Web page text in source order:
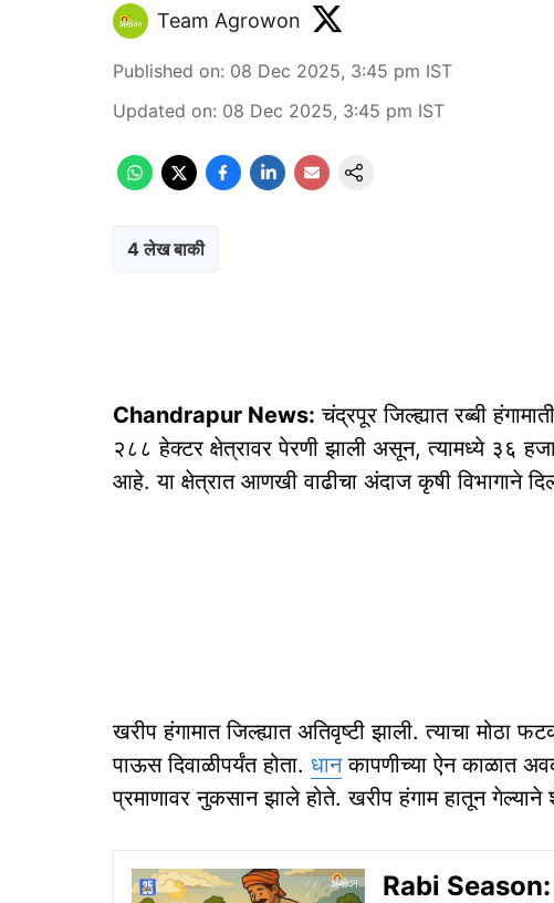
Team Agrowon
Published on: 08 Dec 2025, 3:45 pm IST
Updated on: 08 Dec 2025, 3:45 pm IST
4 लेख बाकी
Chandrapur News: चंद्रपूर जिल्ह्यात रब्बी
२८८ हेक्टर क्षेत्रावर पेरणी झाली असून, त्यामध्ये ३६
आहे. या क्षेत्रात आणखी वाढीचा अंदाज कृषी विभागाने
खरीप हंगामात जिल्ह्यात अतिवृष्टी झाली. त्याचा मोठा
पाऊस दिवाळीपर्यंत होता. धानकापणीच्या ऐन काळात
प्रमाणावर नुकसान झाले होते. खरीप हंगाम हातून गेल्याने
Rabi Season: